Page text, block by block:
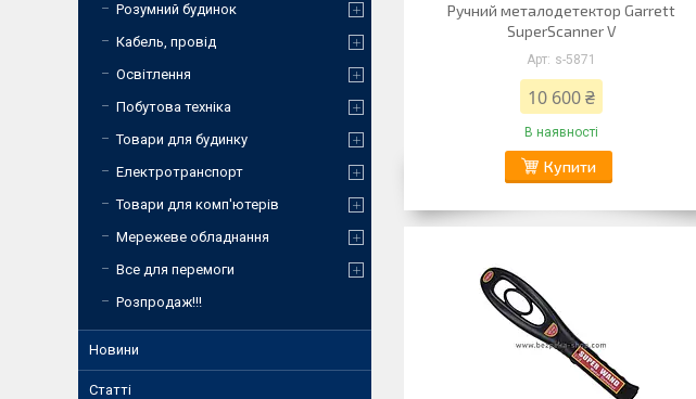
Ручний металодетектор Garrett
SuperScanner V
s-5871
10 600 ₴
В наявності
Купити
Розумний будинок
Кабель, провід
Освітлення
Побутова техніка
Товари для будинку
Електротранспорт
Товари для комп'ютерів
Мережеве обладнання
Все для перемоги
Розпродаж!!!
Новини
Статті